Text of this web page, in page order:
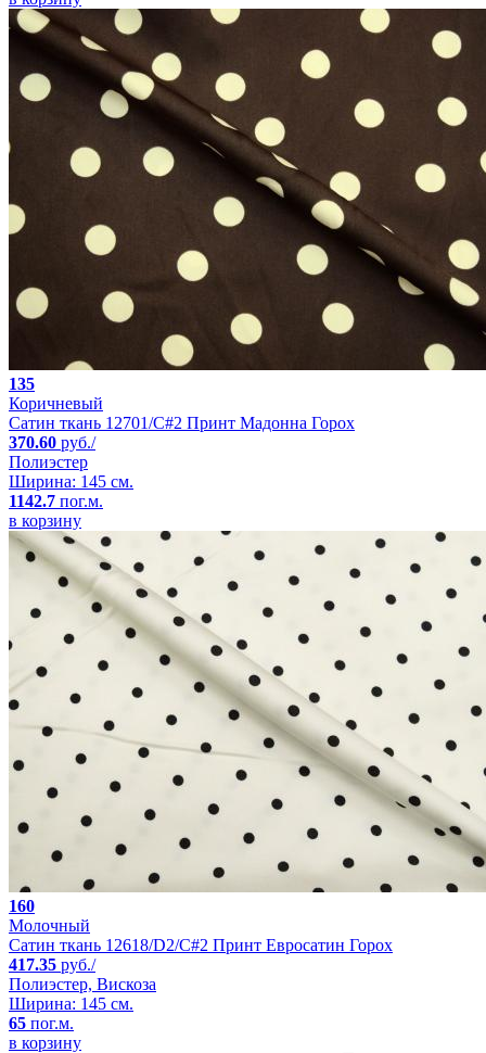
135
Коричневый
Сатин ткань 12701/C#2 Принт Мадонна Горох
370.60 руб./
Полиэстер
Ширина: 145 см.
1142.7 пог.м.
в корзину
160
Молочный
Сатин ткань 12618/D2/C#2 Принт Евросатин Горох
417.35 руб./
Полиэстер, Вискоза
Ширина: 145 см.
65 пог.м.
в корзину